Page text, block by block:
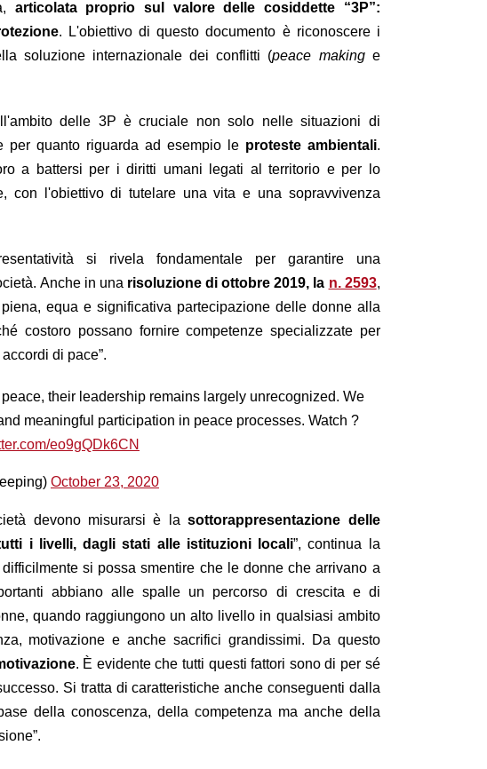
articolata proprio sul valore delle cosiddette “3P”:
. L'obiettivo di questo documento è riconoscere i
soluzione internazionale dei conflitti (peace makinge
delle 3P è cruciale non solo nelle situazioni di
per quanto riguarda ad esempio le proteste ambientali.
a battersi per i diritti umani legati al territorio e per lo
con l'obiettivo di tutelare una vita e una sopravvivenza
si rivela fondamentale per garantire una
Anche in una risoluzione di ottobre 2019, la n. 2593,
equa e significativa partecipazione delle donne alla
costoro possano fornire competenze specializzate per
di pace”.
their leadership remains largely unrecognized. We
meaningful participation in peace processes. Watch ?
eo9gQDk6CN
October 23, 2020
devono misurarsi è lasottorappresentazione delle
i livelli, dagli stati alle istituzioni locali”, continua la
si possa smentire che le donne che arrivano a
abbiano alle spalle un percorso di crescita e di
quando raggiungono un alto livello in qualsiasi ambito
motivazione e anche sacrifici grandissimi. Da questo
. È evidente che tutti questi fattori sono di per sé
Si tratta di caratteristiche anche conseguenti dalla
della conoscenza, della competenza ma anche della